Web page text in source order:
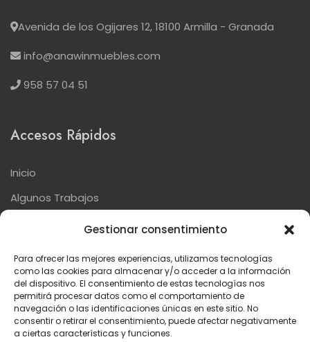
Gestionar consentimiento
Para ofrecer las mejores experiencias, utilizamos tecnologías
como las cookies para almacenar y/o acceder a la información
del dispositivo. El consentimiento de estas tecnologías nos
permitirá procesar datos como el comportamiento de
navegación o las identificaciones únicas en este sitio. No
consentir o retirar el consentimiento, puede afectar negativamente
a ciertas características y funciones.
Avenida de los Ogijares 12, 18100 Armilla - Granada
info@anawinmuebles.com
958 57 04 51
Accesos Rápidos
Inicio
Algunos Trabajos
Nuestras Marcas
Textos Legales
Aviso Legal